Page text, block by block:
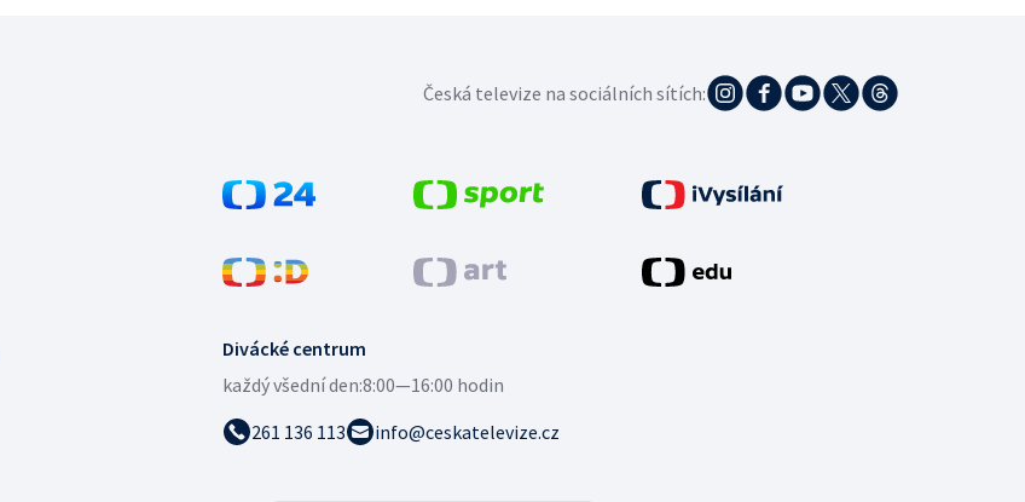
Divácké centrum
každý všední den:8:00—16:00 hodin
261 136 113
info@ceskatelevize.cz
Česká televize na sociálních sítích: